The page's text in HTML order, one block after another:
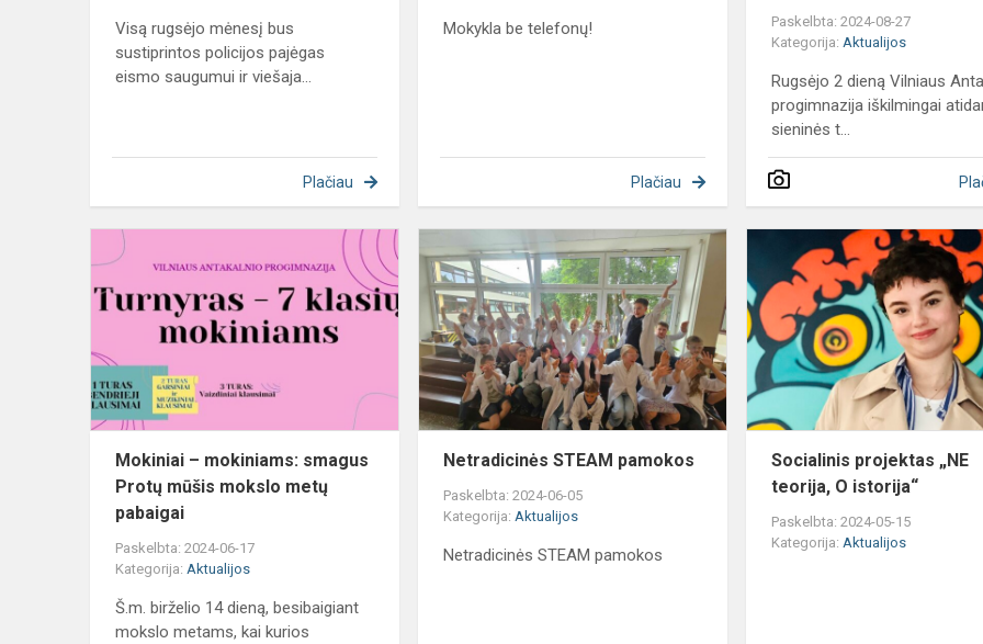
Visą rugsėjo mėnesį bus
sustiprintos policijos pajėgas
eismo saugumui ir viešaja...
Plačiau
Mokykla be telefonų!
Plačiau
Paskelbta: 2024-08-27
Kategorija:Aktualijos
Rugsėjo 2 dieną Vilniaus
progimnazija iškilmingai
sieninės t...
–
mokiniams:
smagus
Protų
mūšis
mokslo
metų
pabaig...
Mokiniai – mokiniams: smagus
Protų mūšis mokslo metų
pabaigai
Paskelbta: 2024-06-17
Kategorija: Aktualijos
Š.m. birželio 14 dieną, besibaigiant
mokslo metams, kai kurios
Netradicinės
pamokos
Netradicinės STEAM pamokos
Paskelbta: 2024-06-05
Kategorija:Aktualijos
Netradicinės STEAM pamokos
Socialinis projektas „NE
teorija, O istorija“
Paskelbta: 2024-05-15
Kategorija:Aktualijos